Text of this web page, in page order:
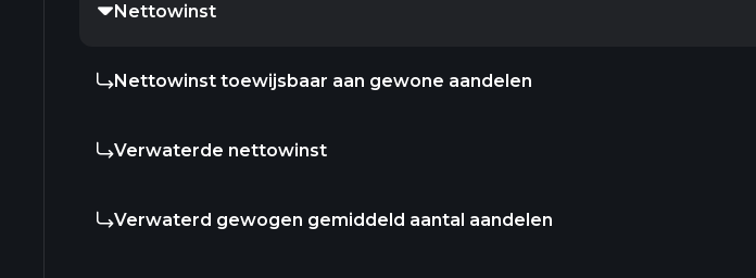
Nettowinst
Nettowinst toewijsbaar aan gewone aandelen
Verwaterde nettowinst
Verwaterd gewogen gemiddeld aantal aandelen